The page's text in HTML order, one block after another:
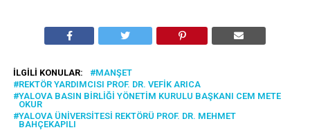
İLGILI KONULAR:
MANŞET
REKTÖR YARDIMCISI PROF. DR. VEFIK ARICA
YALOVA BASIN BIRLIĞI YÖNETIM KURULU BAŞKANI CEM METE
OKUR
YALOVA ÜNIVERSITESI REKTÖRÜ PROF. DR. MEHMET
BAHÇEKAPILI